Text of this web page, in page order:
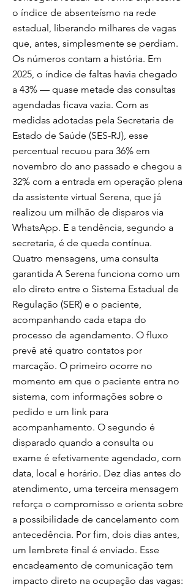
o índice de absenteísmo na rede
estadual, liberando milhares de vagas
que, antes, simplesmente se perdiam.
Os números contam a história. Em
2025, o índice de faltas havia chegado
a 43% — quase metade das consultas
agendadas ficava vazia. Com as
medidas adotadas pela Secretaria de
Estado de Saúde (SES-RJ), esse
percentual recuou para 36% em
novembro do ano passado e chegou a
32% com a entrada em operação plena
da assistente virtual Serena, que já
realizou um milhão de disparos via
WhatsApp. E a tendência, segundo a
secretaria, é de queda contínua.
Quatro mensagens, uma consulta
garantida A Serena funciona como um
elo direto entre o Sistema Estadual de
Regulação (SER) e o paciente,
acompanhando cada etapa do
processo de agendamento. O fluxo
prevê até quatro contatos por
marcação. O primeiro ocorre no
momento em que o paciente entra no
sistema, com informações sobre o
pedido e um link para
acompanhamento. O segundo é
disparado quando a consulta ou
exame é efetivamente agendado, com
data, local e horário. Dez dias antes do
atendimento, uma terceira mensagem
reforça o compromisso e orienta sobre
a possibilidade de cancelamento com
antecedência. Por fim, dois dias antes,
um lembrete final é enviado. Esse
encadeamento de comunicação tem
impacto direto na ocupação das vagas: